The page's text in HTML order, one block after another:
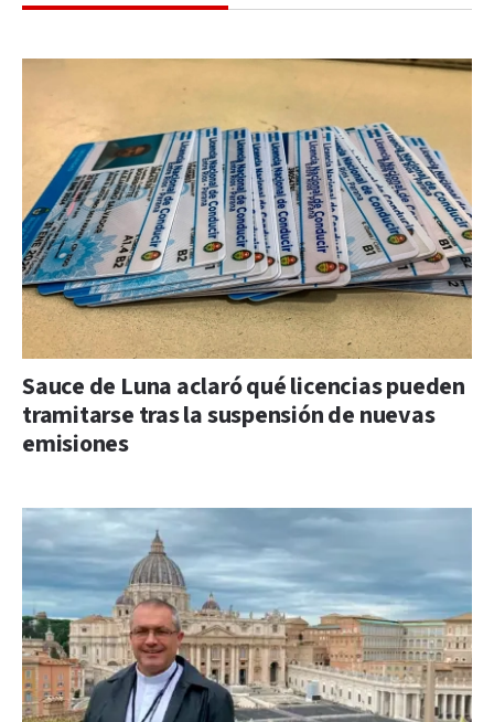
Sauce de Luna aclaró qué licencias pueden
tramitarse tras la suspensión de nuevas
emisiones